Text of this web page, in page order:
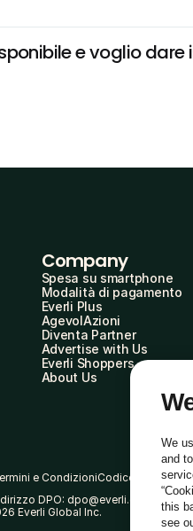
e voglio dare
Company
Spesa su smartphone
Modalità di pagamento
Everli Plus
AgevolAzioni
Diventa Partner
Advertise with Us
Everli Shoppers
About Us
e CondizioniCodice Etico
DPO: dpo@everli.com
Everli Global Inc.
We
and
this
see